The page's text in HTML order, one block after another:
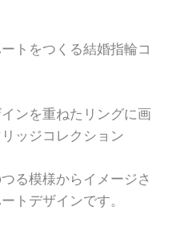
トをつくる結婚指輪コ
ンを重ねたリングに画
ッジコレクション
る模様からイメージさ
トデザインです。